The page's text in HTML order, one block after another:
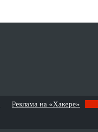
Реклама на «Хакере»